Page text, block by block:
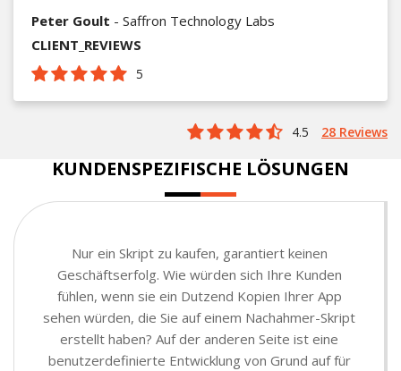
Peter Goult - Saffron Technology Labs
CLIENT_REVIEWS
5
4.5 28 Reviews
KUNDENSPEZIFISCHE LÖSUNGEN
Nur ein Skript zu kaufen, garantiert keinen
Geschäftserfolg. Wie würden sich Ihre Kunden
fühlen, wenn sie ein Dutzend Kopien Ihrer App
sehen würden, die Sie auf einem Nachahmer-Skript
erstellt haben? Auf der anderen Seite ist eine
benutzerdefinierte Entwicklung von Grund auf für